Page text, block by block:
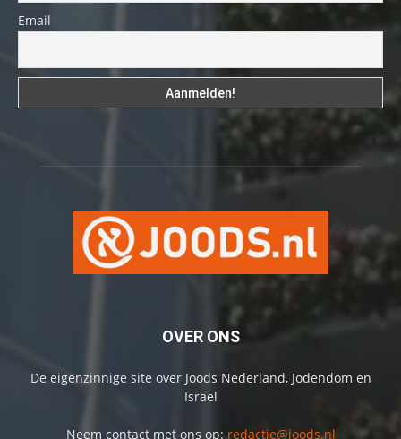
Email
OVER ONS
De eigenzinnige site over Joods Nederland, Jodendom en
Israel
Neem contact met ons op: redactie@joods.nl